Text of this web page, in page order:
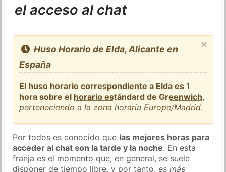
el acceso al chat
×
Huso Horario de Elda, Alicante en
España
El huso horario correspondiente a Elda es 1
hora sobre el horario estándard de Greenwich,
perteneciendo a la zona horaria Europe/Madrid.
Por todos es conocido que las mejores horas para
acceder al chat son la tarde y la noche. En esta
franja es el momento que, en general, se suele
disponer de tiempo libre, y por tanto,es más